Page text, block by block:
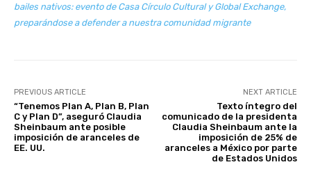
bailes nativos: evento de Casa Círculo Cultural y Global Exchange,
preparándose a defender a nuestra comunidad migrante
PREVIOUS ARTICLE
“Tenemos Plan A, Plan B, Plan
C y Plan D”, aseguró Claudia
Sheinbaum ante posible
imposición de aranceles de
EE. UU.
NEXT ARTICLE
Texto íntegro del
comunicado de la presidenta
Claudia Sheinbaum ante la
imposición de 25% de
aranceles a México por parte
de Estados Unidos